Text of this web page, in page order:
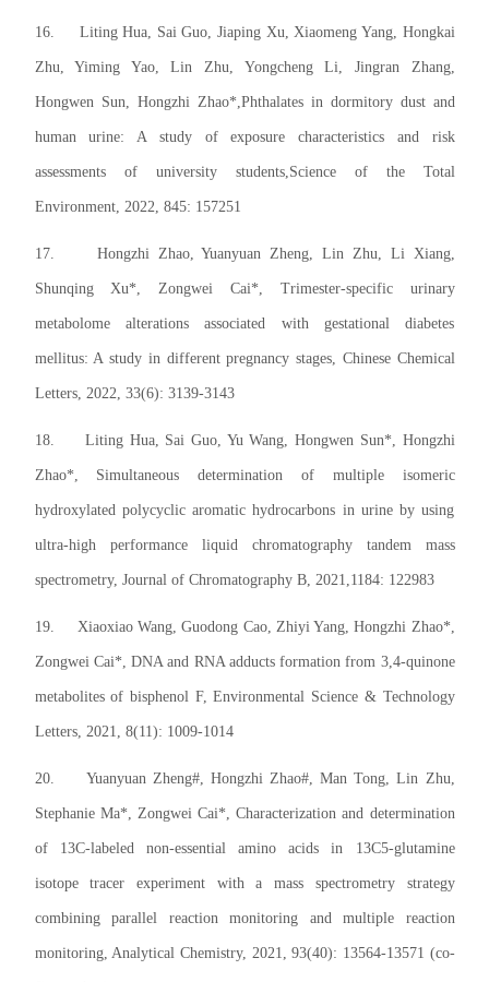
16. Liting Hua, Sai Guo, Jiaping Xu, Xiaomeng Yang, Hongkai
Zhu, Yiming Yao, Lin Zhu, Yongcheng Li, Jingran Zhang,
Hongwen Sun, Hongzhi Zhao*,Phthalates in dormitory dust and
human urine: A study of exposure characteristics and risk
assessments of university students,Science of the Total
Environment, 2022, 845: 157251
17. Hongzhi Zhao, Yuanyuan Zheng, Lin Zhu, Li Xiang,
Shunqing Xu*, Zongwei Cai*, Trimester-specific urinary
metabolome alterations associated with gestational diabetes
mellitus: A study in different pregnancy stages, Chinese Chemical
Letters, 2022, 33(6): 3139-3143
18. Liting Hua, Sai Guo, Yu Wang, Hongwen Sun*, Hongzhi
Zhao*, Simultaneous determination of multiple isomeric
hydroxylated polycyclic aromatic hydrocarbons in urine by using
ultra-high performance liquid chromatography tandem mass
spectrometry, Journal of Chromatography B, 2021,1184: 122983
19. Xiaoxiao Wang, Guodong Cao, Zhiyi Yang, Hongzhi Zhao*,
Zongwei Cai*, DNA and RNA adducts formation from 3,4-quinone
metabolites of bisphenol F, Environmental Science & Technology
Letters, 2021, 8(11): 1009-1014
20. Yuanyuan Zheng#, Hongzhi Zhao#, Man Tong, Lin Zhu,
Stephanie Ma*, Zongwei Cai*, Characterization and determination
of 13C-labeled non-essential amino acids in 13C5-glutamine
isotope tracer experiment with a mass spectrometry strategy
combining parallel reaction monitoring and multiple reaction
monitoring, Analytical Chemistry, 2021, 93(40): 13564-13571 (co-